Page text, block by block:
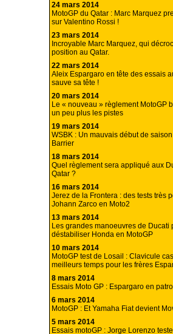
24 mars 2014
MotoGP du Qatar : Marc Marquez
sur Valentino Rossi !
23 mars 2014
Incroyable Marc Marquez, qui
position au Qatar.
22 mars 2014
Aleix Espargaro en tête des essais
sauve sa tête !
20 mars 2014
Le « nouveau » règlement MotoGP
un peu plus les pistes
19 mars 2014
WSBK : Un mauvais début de
Barrier
18 mars 2014
Quel règlement sera appliqué aux
Qatar ?
16 mars 2014
Jerez de la Frontera : des tests très
Johann Zarco en Moto2
13 mars 2014
Les grandes manoeuvres de Ducati
déstabiliser Honda en MotoGP
10 mars 2014
MotoGP test de Losail : Clavicule
meilleurs temps pour les frères
8 mars 2014
Essais Moto GP : Espargaro en
6 mars 2014
MotoGP : Et Yamaha Fiat devient
5 mars 2014
Essais motoGP : Jorge Lorenzo